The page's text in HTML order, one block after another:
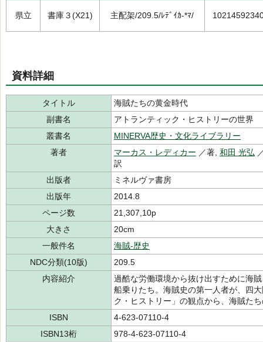
県立 書庫３(X21) 主配架/209.5/ﾚﾃﾞｲｶ-*ﾏ/
資料詳細
タイトル
海賊たちの黄金時代
副書名
アトランティック・ヒストリーの世界
叢書名
MINERVA歴史・文化ライブラリー
著者
マーカス・レディカー ／著, 和田 光弘
訳
出版者
ミネルヴァ書房
出版年
2014.8
ページ数
21,307,10p
大きさ
20cm
一般件名
海賊-歴史
NDC分類(10版)
209.5
内容紹介
過酷な労働環境から抜け出すために海
船乗りたち。海賊史の第一人者が、四
ク・ヒストリー」の観点から、海賊た
ISBN
4-623-07110-4
ISBN13桁
978-4-623-07110-4